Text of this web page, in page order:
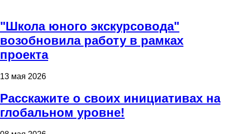
"Школа юного экскурсовода"
возобновила работу в рамках
проекта
13 мая 2026
Расскажите о своих инициативах на
глобальном уровне!